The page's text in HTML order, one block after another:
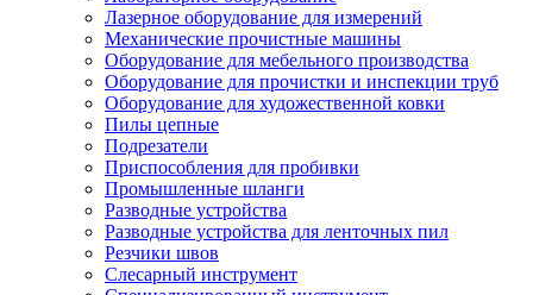
Лазерное оборудование для измерений
Механические прочистные машины
Оборудование для мебельного производства
Оборудование для прочистки и инспекции труб
Оборудование для художественной ковки
Пилы цепные
Подрезатели
Приспособления для пробивки
Промышленные шланги
Разводные устройства
Разводные устройства для ленточных пил
Резчики швов
Слесарный инструмент